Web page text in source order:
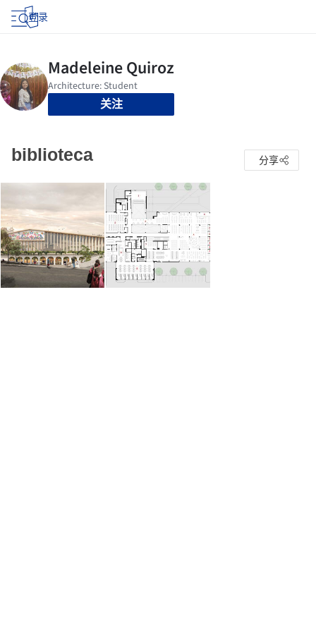
登录
关注
biblioteca 分享